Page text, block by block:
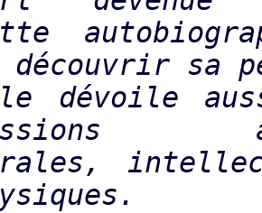
découvrir sa
dévoile